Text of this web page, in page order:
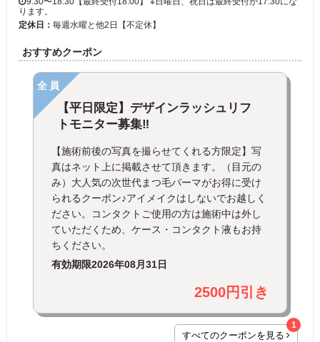
ります。
定休日： 毎週水曜と他2日【不定休】
おすすめクーポン
全員
【平日限定】デザインラッシュリフ
トモニター募集‼︎
【施術前後の写真を撮らせてくれる方限定】写
真はネット上に掲載させて頂きます。（目元の
み）大人気の次世代まつ毛パーマがお得に受け
られるクーポン♪アイメイクはしないでお越しく
ださい。コンタクトご使用の方は施術中は外し
ていただくため、ケース・コンタクト液もお持
ちください。
有効期限2026年08月31日
2500円引き
すべてのクーポンを見る
1